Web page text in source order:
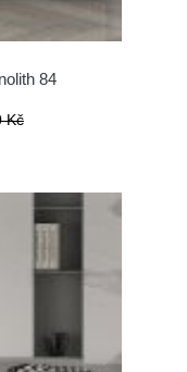
84
Kč